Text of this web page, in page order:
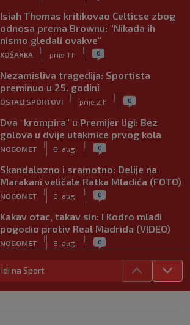
Isiah Thomas kritikovao Celticse zbog
odnosa prema Brownu: "Nikada ih
nismo gledali ovakve"
KOŠARKA
|
prije 1 h
| 0
Nezamisliva tragedija: Sportista
preminuo u 25. godini
OSTALI SPORTOVI
|
prije 2 h
| 0
Dva "krompira" u Premijer ligi: Bez
golova u dvije utakmice prvog kola
NOGOMET
|
8. aug.
| 0
Skandalozno i sramotno: Delije na
Marakani veličale Ratka Mladića (FOTO)
NOGOMET
|
8. aug.
| 0
Kakav otac, takav sin: I Kodro mlađi
pogodio protiv Real Madrida (VIDEO)
NOGOMET
|
8. aug.
| 0
Sudija dosjetljivim komentarom
nasmijao publiku nakon žalbe tenisera
Idi na Sport